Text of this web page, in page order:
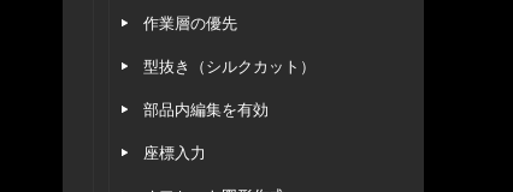
作業層の優先
型抜き（シルクカット）
部品内編集を有効
座標入力